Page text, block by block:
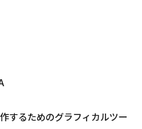
するためのグラフィカルツー